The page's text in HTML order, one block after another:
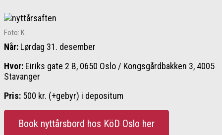
Foto: K
Når: Lørdag 31. desember
Hvor: Eiriks gate 2 B, 0650 Oslo / Kongsgårdbakken 3, 4005
Stavanger
Pris: 500 kr. (+gebyr) i depositum
Book nyttårsbord hos KöD Oslo her